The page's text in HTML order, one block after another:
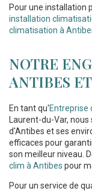
Pour une installation
installation
climatisation à
NOTRE
ANTIBES
En tant qu'Entreprise
Laurent-du-Var,
d'Antibes et ses
efficaces pour
son meilleur niveau.
clim à Antibes pour
Pour un service de